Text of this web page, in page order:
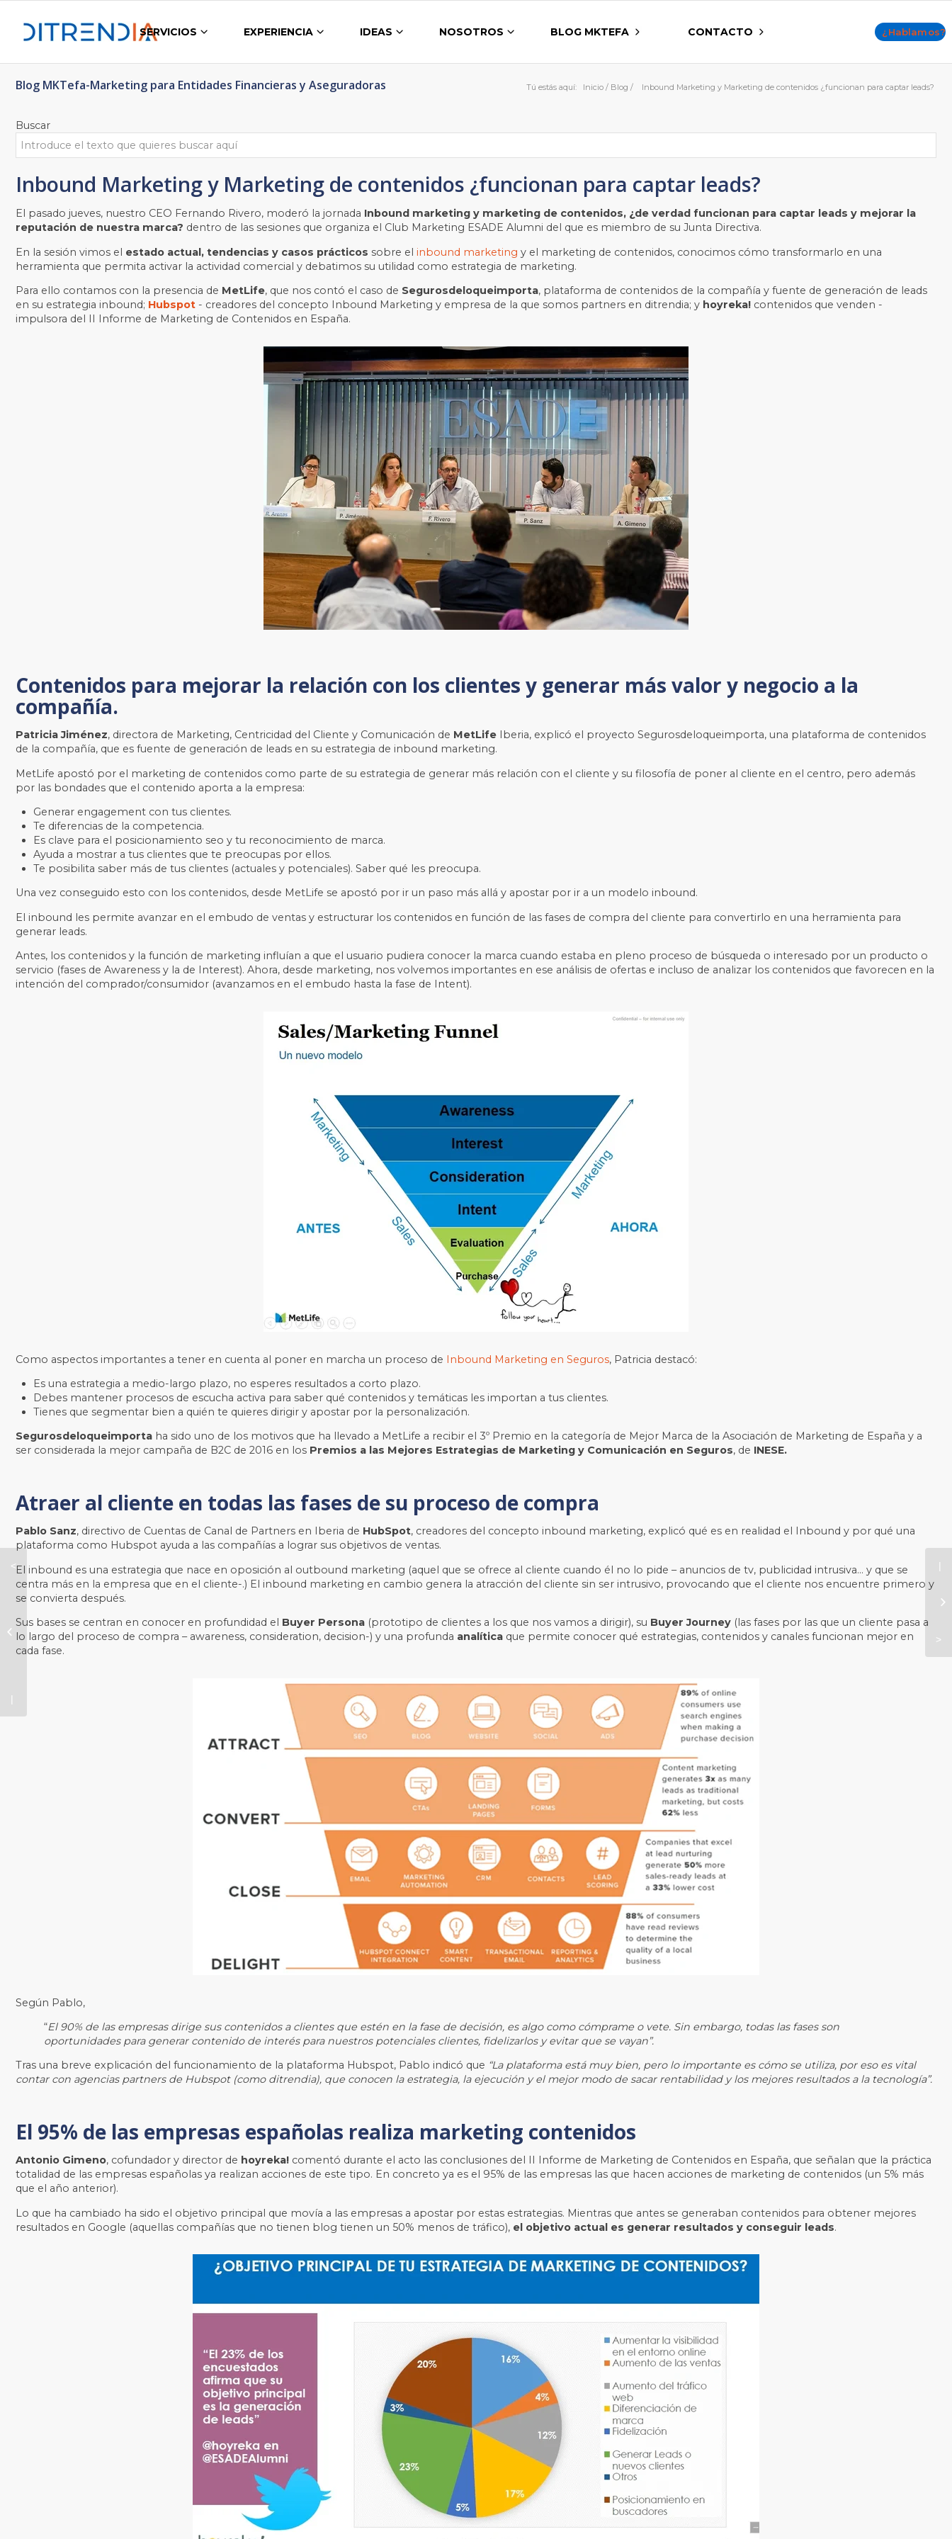
SERVICIOS EXPERIENCIA IDEAS NOSOTROS BLOG MKTEFA CONTACTO ¿Hablamos?
Blog MKTefa-Marketing para Entidades Financieras y Aseguradoras Tú estás aquí: Inicio / Blog / Inbound Marketing y Marketing de contenidos ¿funcionan para captar leads?
Buscar
Inbound Marketing y Marketing de contenidos ¿funcionan para captar leads?
El pasado jueves, nuestro CEO Fernando Rivero, moderó la jornada Inbound marketing y marketing de contenidos, ¿de verdad funcionan para captar leads y mejorar la
reputación de nuestra marca? dentro de las sesiones que organiza el Club Marketing ESADE Alumni del que es miembro de su Junta Directiva.
En la sesión vimos el estado actual, tendencias y casos prácticos sobre el inbound marketing y el marketing de contenidos, conocimos cómo transformarlo en una
herramienta que permita activar la actividad comercial y debatimos su utilidad como estrategia de marketing.
Para ello contamos con la presencia de MetLife, que nos contó el caso de Segurosdeloqueimporta, plataforma de contenidos de la compañía y fuente de generación de leads
en su estrategia inbound; Hubspot - creadores del concepto Inbound Marketing y empresa de la que somos partners en ditrendia; y hoyreka! contenidos que venden -
impulsora del II Informe de Marketing de Contenidos en España.
Contenidos para mejorar la relación con los clientes y generar más valor y negocio a la
compañía.
Patricia Jiménez, directora de Marketing, Centricidad del Cliente y Comunicación de MetLife Iberia, explicó el proyecto Segurosdeloqueimporta, una plataforma de contenidos
de la compañía, que es fuente de generación de leads en su estrategia de inbound marketing.
MetLife apostó por el marketing de contenidos como parte de su estrategia de generar más relación con el cliente y su filosofía de poner al cliente en el centro, pero además
por las bondades que el contenido aporta a la empresa:
Generar engagement con tus clientes.
Te diferencias de la competencia.
Es clave para el posicionamiento seo y tu reconocimiento de marca.
Ayuda a mostrar a tus clientes que te preocupas por ellos.
Te posibilita saber más de tus clientes (actuales y potenciales). Saber qué les preocupa.
Una vez conseguido esto con los contenidos, desde MetLife se apostó por ir un paso más allá y apostar por ir a un modelo inbound.
El inbound les permite avanzar en el embudo de ventas y estructurar los contenidos en función de las fases de compra del cliente para convertirlo en una herramienta para
generar leads.
Antes, los contenidos y la función de marketing influían a que el usuario pudiera conocer la marca cuando estaba en pleno proceso de búsqueda o interesado por un producto o
servicio (fases de Awareness y la de Interest). Ahora, desde marketing, nos volvemos importantes en ese análisis de ofertas e incluso de analizar los contenidos que favorecen en la
intención del comprador/consumidor (avanzamos en el embudo hasta la fase de Intent).
Como aspectos importantes a tener en cuenta al poner en marcha un proceso de Inbound Marketing en Seguros, Patricia destacó:
Es una estrategia a medio-largo plazo, no esperes resultados a corto plazo.
Debes mantener procesos de escucha activa para saber qué contenidos y temáticas les importan a tus clientes.
Tienes que segmentar bien a quién te quieres dirigir y apostar por la personalización.
Segurosdeloqueimporta ha sido uno de los motivos que ha llevado a MetLife a recibir el 3º Premio en la categoría de Mejor Marca de la Asociación de Marketing de España y a
ser considerada la mejor campaña de B2C de 2016 en los Premios a las Mejores Estrategias de Marketing y Comunicación en Seguros, de INESE.
Atraer al cliente en todas las fases de su proceso de compra
Pablo Sanz, directivo de Cuentas de Canal de Partners en Iberia de HubSpot, creadores del concepto inbound marketing, explicó qué es en realidad el Inbound y por qué una
plataforma como Hubspot ayuda a las compañías a lograr sus objetivos de ventas.
El inbound es una estrategia que nace en oposición al outbound marketing (aquel que se ofrece al cliente cuando él no lo pide – anuncios de tv, publicidad intrusiva... y que se
centra más en la empresa que en el cliente-.) El inbound marketing en cambio genera la atracción del cliente sin ser intrusivo, provocando que el cliente nos encuentre primero y
se convierta después.
Sus bases se centran en conocer en profundidad el Buyer Persona (prototipo de clientes a los que nos vamos a dirigir), su Buyer Journey (las fases por las que un cliente pasa a
lo largo del proceso de compra – awareness, consideration, decision-) y una profunda analítica que permite conocer qué estrategias, contenidos y canales funcionan mejor en
cada fase.
Según Pablo,
“El 90% de las empresas dirige sus contenidos a clientes que estén en la fase de decisión, es algo como cómprame o vete. Sin embargo, todas las fases son
oportunidades para generar contenido de interés para nuestros potenciales clientes, fidelizarlos y evitar que se vayan”.
Tras una breve explicación del funcionamiento de la plataforma Hubspot, Pablo indicó que “La plataforma está muy bien, pero lo importante es cómo se utiliza, por eso es vital
contar con agencias partners de Hubspot (como ditrendia), que conocen la estrategia, la ejecución y el mejor modo de sacar rentabilidad y los mejores resultados a la tecnología”.
El 95% de las empresas españolas realiza marketing contenidos
Antonio Gimeno, cofundador y director de hoyreka! comentó durante el acto las conclusiones del II Informe de Marketing de Contenidos en España, que señalan que la práctica
totalidad de las empresas españolas ya realizan acciones de este tipo. En concreto ya es el 95% de las empresas las que hacen acciones de marketing de contenidos (un 5% más
que el año anterior).
Lo que ha cambiado ha sido el objetivo principal que movía a las empresas a apostar por estas estrategias. Mientras que antes se generaban contenidos para obtener mejores
resultados en Google (aquellas compañías que no tienen blog tienen un 50% menos de tráfico), el objetivo actual es generar resultados y conseguir leads.
SMarketing
o cómo
Marketing
y Ventas
con